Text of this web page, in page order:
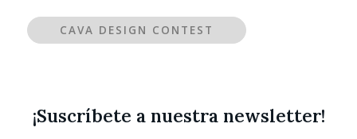
CAVA DESIGN CONTEST
¡Suscríbete a nuestra newsletter!